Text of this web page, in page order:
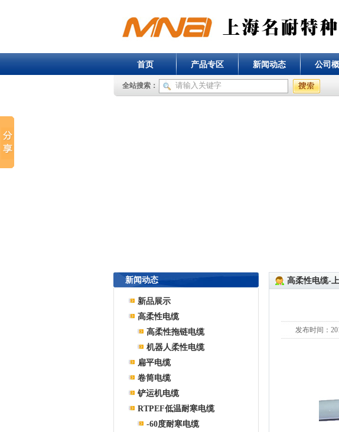
首页 产品专区 新闻动态 公司
全站搜索：
新闻动态
新品展示
高柔性电缆
高柔性拖链电缆
机器人柔性电缆
扁平电缆
卷筒电缆
铲运机电缆
RTPEF低温耐寒电缆
-60度耐寒电缆
高柔性电缆-
发布时间：